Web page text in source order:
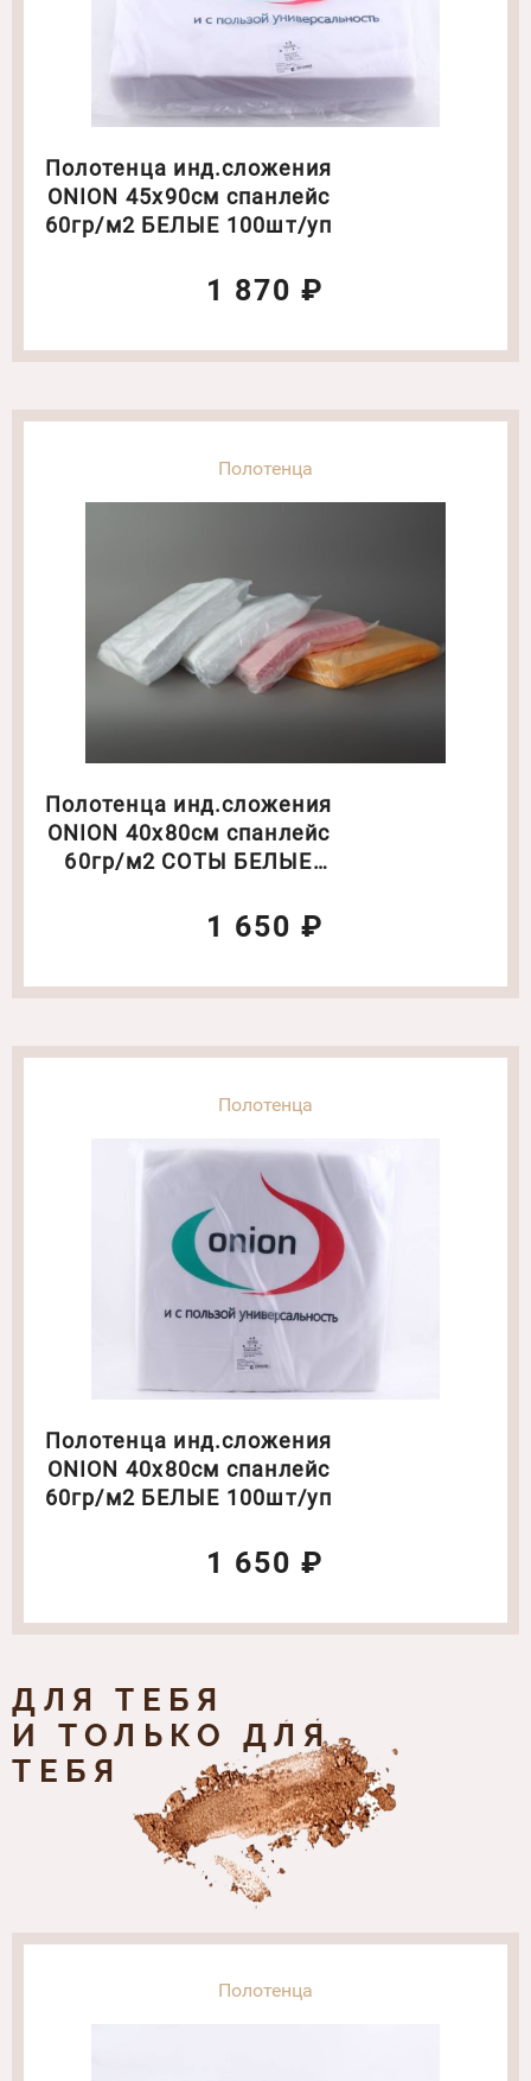
Полотенца инд.сложения
ONION 45х90см спанлейс
60гр/м2 БЕЛЫЕ 100шт/уп
1 870 ₽
Полотенца
Полотенца инд.сложения
ONION 40х80см спанлейс
60гр/м2 СОТЫ БЕЛЫЕ
1 650 ₽
Полотенца
Полотенца инд.сложения
ONION 40х80см спанлейс
60гр/м2 БЕЛЫЕ 100шт/уп
1 650 ₽
ДЛЯ ТЕБЯ
И ТОЛЬКО ДЛЯ
ТЕБЯ
Полотенца